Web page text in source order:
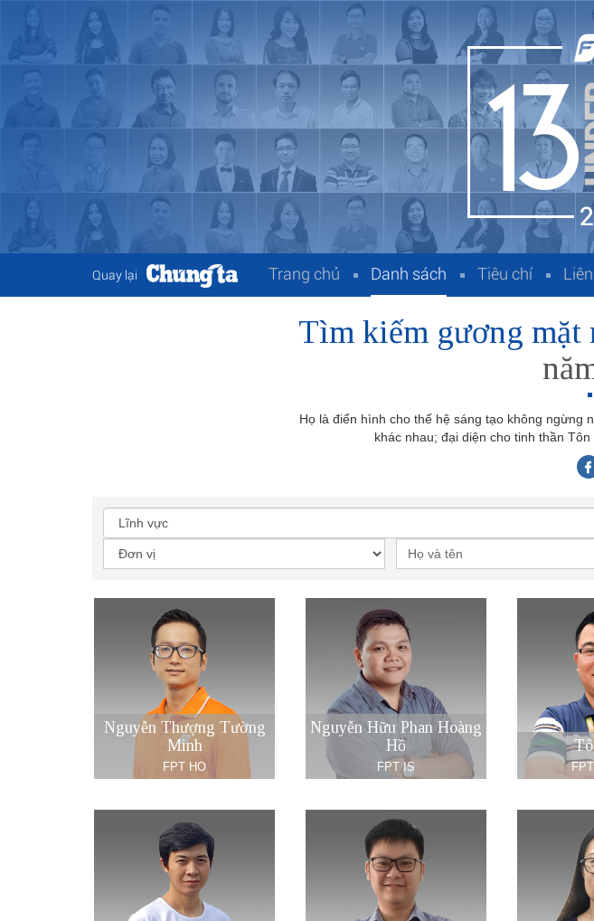
Quay lại Trang chủ Danh sách Tiêu chí
Tìm kiếm gương mặt
Họ là điển hình cho thế hệ sáng tạo không ngừng
khác nhau; đại diện cho tinh thần
Nguyễn Thượng Tường
Minh
FPT HO
Nguyễn Hữu Phan Hoàng
Hồ
FPT IS